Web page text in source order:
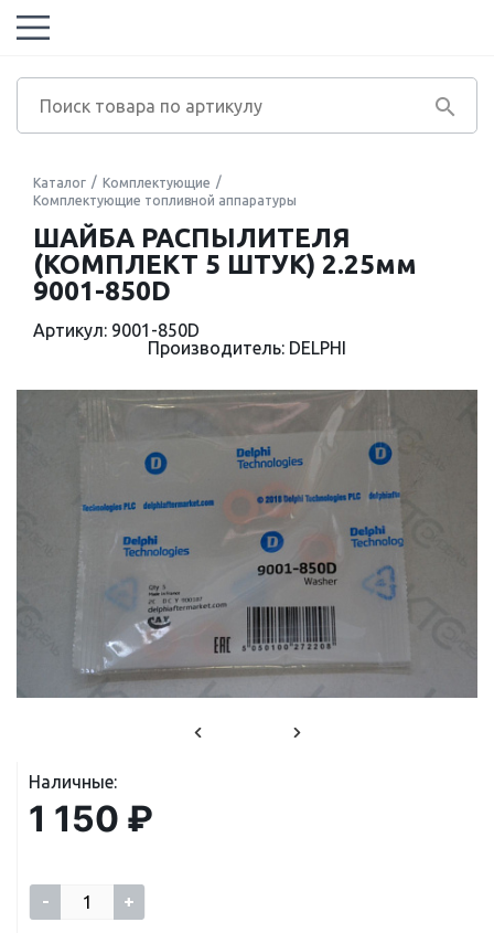
Каталог
Комплектующие
Комплектующие топливной аппаратуры
ШАЙБА РАСПЫЛИТЕЛЯ
(КОМПЛЕКТ 5 ШТУК) 2.25мм
9001-850D
Артикул: 9001-850D
Производитель: DELPHI
Наличные:
1 150 ₽
- +